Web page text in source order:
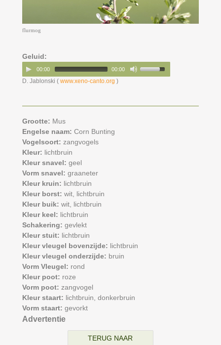
flurmog
Geluid:
00:00 00:00
D. Jablonski ( www.xeno-canto.org )
Grootte: Mus
Engelse naam: Corn Bunting
Vogelsoort: zangvogels
Kleur: lichtbruin
Kleur snavel: geel
Vorm snavel: graaneter
Kleur kruin: lichtbruin
Kleur borst: wit, lichtbruin
Kleur buik: wit, lichtbruin
Kleur keel: lichtbruin
Schakering: gevlekt
Kleur stuit: lichtbruin
Kleur vleugel bovenzijde: lichtbruin
Kleur vleugel onderzijde: bruin
Vorm Vleugel: rond
Kleur poot: roze
Vorm poot: zangvogel
Kleur staart: lichtbruin, donkerbruin
Vorm staart: gevorkt
Advertentie
TERUG NAAR